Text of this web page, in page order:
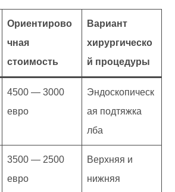
Вариант
хирургическо
й процедуры
Ориентирово
чная
стоимость
Эндоскопическ
ая подтяжка
лба
3000 — 4500
евро
Верхняя и
нижняя
2500 — 3500
евро